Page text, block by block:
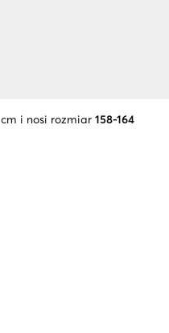
cm i nosi rozmiar 158-164